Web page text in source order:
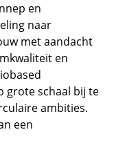
en
naar
met aandacht
en
grote schaal bij te
ambities.
een